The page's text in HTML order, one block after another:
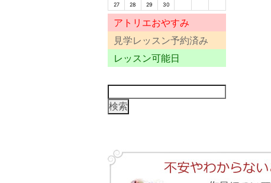
27
28 29 30
アトリエおやすみ
見学レッスン予約済み
レッスン可能日
検
索: